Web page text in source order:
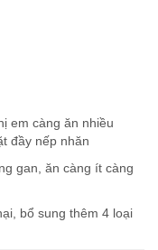
em càng ăn nhiều
đầy nếp nhăn
gan, ăn càng ít càng
bổ sung thêm 4 loại